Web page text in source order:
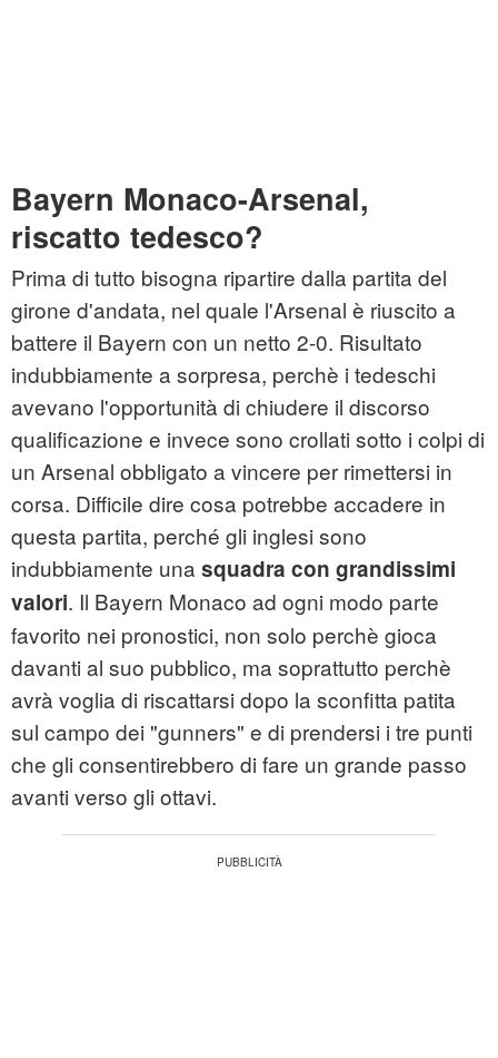
Bayern Monaco-Arsenal,
riscatto tedesco?
Prima di tutto bisogna ripartire dalla partita del
girone d'andata, nel quale l'Arsenal è riuscito a
battere il Bayern con un netto 2-0. Risultato
indubbiamente a sorpresa, perchè i tedeschi
avevano l'opportunità di chiudere il discorso
qualificazione e invece sono crollati sotto i colpi di
un Arsenal obbligato a vincere per rimettersi in
corsa. Difficile dire cosa potrebbe accadere in
questa partita, perché gli inglesi sono
indubbiamente una squadra con grandissimi
valori. Il Bayern Monaco ad ogni modo parte
favorito nei pronostici, non solo perchè gioca
davanti al suo pubblico, ma soprattutto perchè
avrà voglia di riscattarsi dopo la sconfitta patita
sul campo dei "gunners" e di prendersi i tre punti
che gli consentirebbero di fare un grande passo
avanti verso gli ottavi.